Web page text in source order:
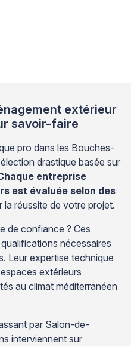
extérieur
savoir-faire
pro dans les Bouches-
drastique basée sur
entreprise
est évaluée selon des
la réussite de votre projet.
de confiance ? Ces
nécessaires
Leur expertise technique
extérieurs
au climat méditerranéen
par Salon-de-
interviennent sur